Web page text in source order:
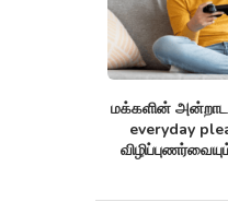
மக்களின்
everyday